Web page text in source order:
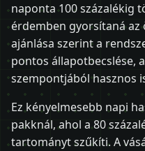
naponta 100 százalékig
érdemben gyorsítaná az
ajánlása szerint a
pontos állapotbecslése,
szempontjából hasznos
Ez kényelmesebb napi
pakknál, ahol a 80
tartományt szűkíti. A